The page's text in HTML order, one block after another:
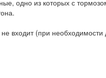
одно из которых с
входит (при необходимости